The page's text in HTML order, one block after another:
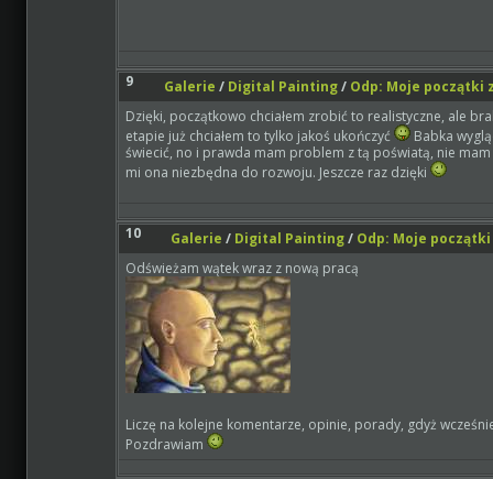
9 Galerie / Digital Painting/ Odp: Moje początki
Dzięki, początkowo chciałem zrobić to realistyczne, ale
etapie już chciałem to tylko jakoś ukończyć
Babka
świecić, no i prawda mam problem z tą poświatą, nie
mi ona niezbędna do rozwoju. Jeszcze raz dzięki
10 Galerie / Digital Painting/ Odp: Moje
Odświeżam wątek wraz z nową pracą
Liczę na kolejne komentarze, opinie, porady, gdyż
Pozdrawiam